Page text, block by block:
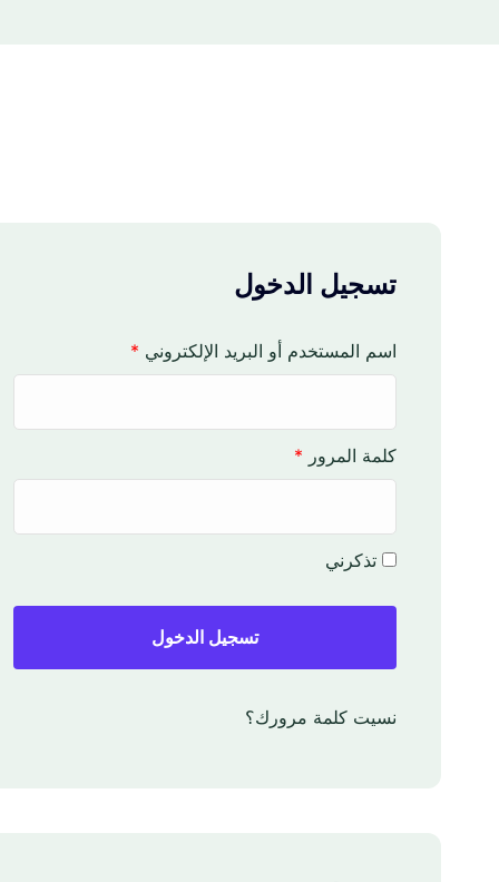
تسجيل الدخول
اسم المستخدم أو البريد الإلكتروني*م
ط
كلمة المرور* م
ط
ة
تذكرني
تسجيل الدخول
نسيت كلمة مرورك؟